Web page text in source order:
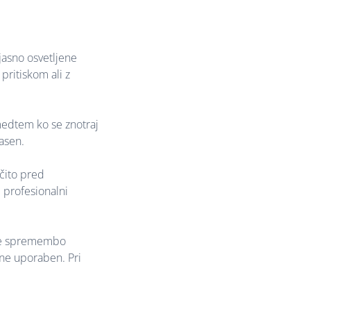
osvetljene
ali z
ko se znotraj
pred
profesionalni
spremembo
uporaben. Pri